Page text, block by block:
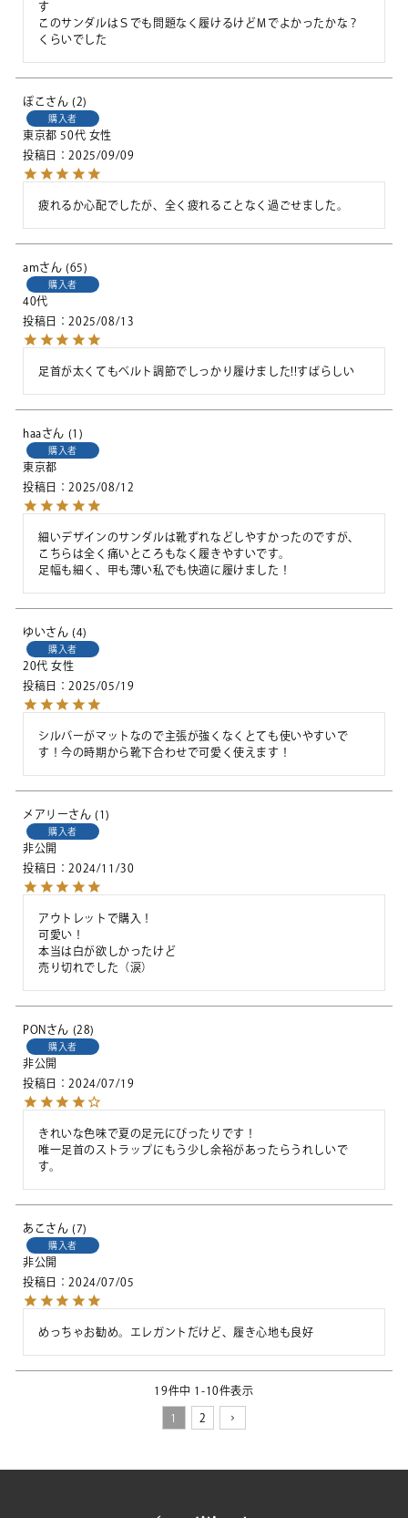
す
このサンダルはＳでも問題なく履けるけどМでよかったかな？
くらいでした
ぽこ 2
購入者
東京都 50代 女性
投稿日
2025/09/09
疲れるか心配でしたが、全く疲れることなく過ごせました。
am 65
購入者
40代
投稿日
2025/08/13
足首が太くてもベルト調節でしっかり履けました!!すばらしい
haa 1
購入者
東京都
投稿日
2025/08/12
細いデザインのサンダルは靴ずれなどしやすかったのですが、
こちらは全く痛いところもなく履きやすいです。
足幅も細く、甲も薄い私でも快適に履けました！
ゆい 4
購入者
20代 女性
投稿日
2025/05/19
シルバーがマットなので主張が強くなくとても使いやすいで
す！今の時期から靴下合わせで可愛く使えます！
メアリー 1
購入者
非公開
投稿日
2024/11/30
アウトレットで購入！
可愛い！
本当は白が欲しかったけど
売り切れでした（涙）
PON 28
購入者
非公開
投稿日
2024/07/19
きれいな色味で夏の足元にぴったりです！
唯一足首のストラップにもう少し余裕があったらうれしいで
す。
あこ 7
購入者
非公開
投稿日
2024/07/05
めっちゃお勧め。エレガントだけど、履き心地も良好
19件中 1 -10件表示
1 2